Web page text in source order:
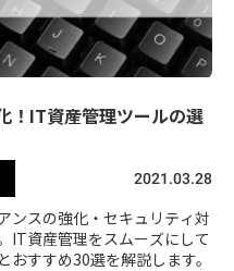
！IT資産管理ツールの選
2021.03.28
ンスの強化・セキュリティ対
IT資産管理をスムーズにして
すすめ30選を解説します。